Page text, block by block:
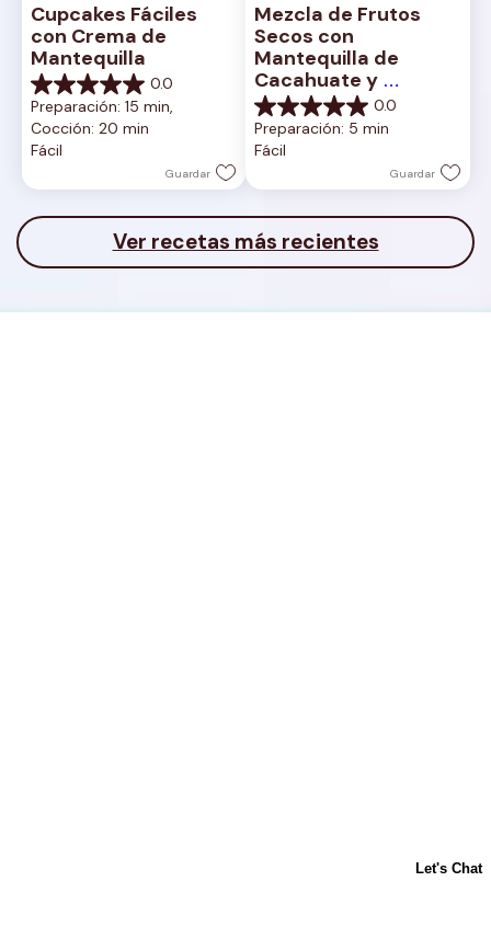
Cupcakes Fáciles
con Crema de
Mantequilla
0.0
0.0
de
5
estrellas.
Preparación: 15 min,
Cocción: 20 min
Fácil
Guardar
Mezcla de Frutos
Secos con
Mantequilla de
Cacahuate y
Chocolate con Leche
0.0
0.0
de
5
Preparación: 5 min
Fácil
Guardar
Ver recetas más recientes